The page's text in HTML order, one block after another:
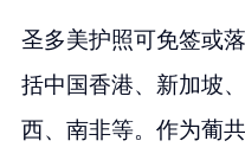
圣多美护照可免签或
括中国香港、新加坡
西、南非等。作为葡